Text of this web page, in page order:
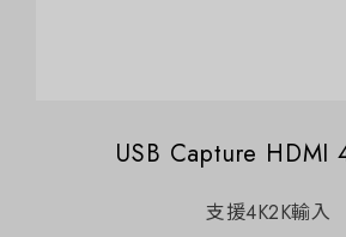
USB Capture HDMI
支援4K2K輸入